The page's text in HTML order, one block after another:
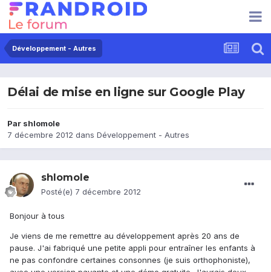
Développement - Autres
Délai de mise en ligne sur Google Play
Par shlomole
7 décembre 2012 dans Développement - Autres
shlomole
Posté(e) 7 décembre 2012
Bonjour à tous
Je viens de me remettre au développement après 20 ans de
pause. J'ai fabriqué une petite appli pour entraîner les enfants à
ne pas confondre certaines consonnes (je suis orthophoniste),